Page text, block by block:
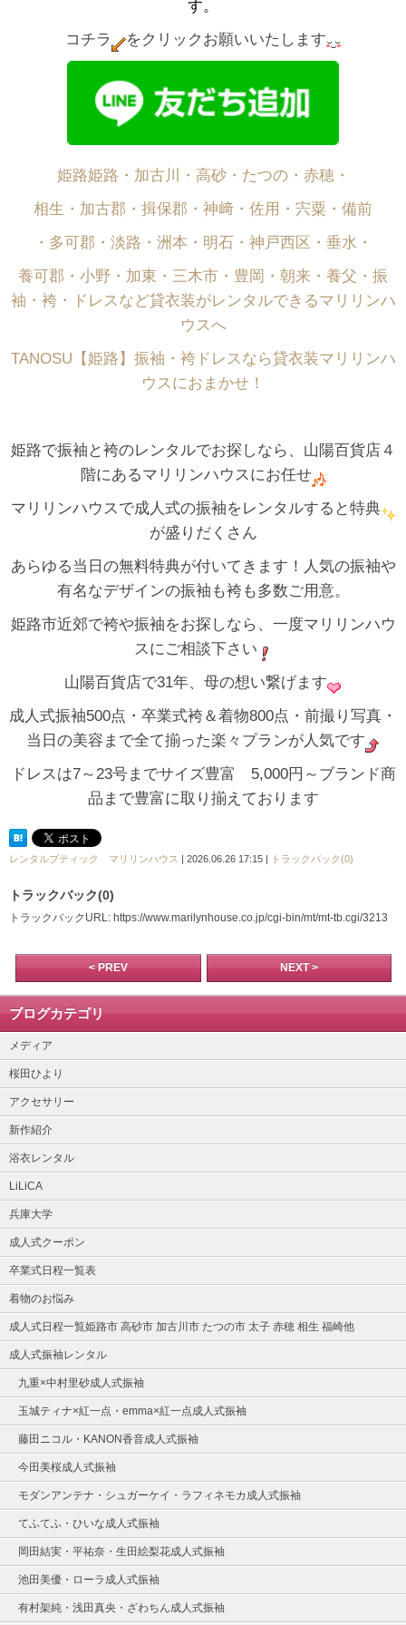
す。
コチラ
をクリックお願いいたします
姫路姫路・加古川・高砂・たつの・赤穂・
相生・加古郡・揖保郡・神﨑・佐用・宍粟・備前
・多可郡・淡路・洲本・明石・神戸西区・垂水・
養可郡・小野・加東・三木市・豊岡・朝来・養父・振
袖・袴・ドレスなど貸衣装がレンタルできるマリリンハ
ウスへ
TANOSU【姫路】振袖・袴ドレスなら貸衣装マリリンハ
ウスにおまかせ！
姫路で振袖と袴のレンタルでお探しなら、山陽百貨店４
階にあるマリリンハウスにお任せ
マリリンハウスで成人式の振袖をレンタルすると特典
が盛りだくさん
あらゆる当日の無料特典が付いてきます！人気の振袖や
有名なデザインの振袖も袴も多数ご用意。
姫路市近郊で袴や振袖をお探しなら、一度マリリンハウ
スにご相談下さい
山陽百貨店で31年、母の想い繋げます
成人式振袖500点・卒業式袴＆着物800点・前撮り写真・
当日の美容まで全て揃った楽々プランが人気です
ドレスは7～23号までサイズ豊富 5,000円～ブランド商
品まで豊富に取り揃えております
レンタルブティック マリリンハウス | 2026.06.26 17:15 | トラックバック(0)
トラックバック(0)
トラックバックURL: https://www.marilynhouse.co.jp/cgi-bin/mt/mt-tb.cgi/3213
< PREV NEXT >
ブログカテゴリ
メディア
桜田ひより
アクセサリー
新作紹介
浴衣レンタル
LiLiCA
兵庫大学
成人式クーポン
卒業式日程一覧表
着物のお悩み
成人式日程一覧姫路市 高砂市 加古川市 たつの市 太子 赤穂 相生 福崎他
成人式振袖レンタル
九重×中村里砂成人式振袖
玉城ティナ×紅一点・emma×紅一点成人式振袖
藤田ニコル・KANON香音成人式振袖
今田美桜成人式振袖
モダンアンテナ・シュガーケイ・ラフィネモカ成人式振袖
てふてふ・ひいな成人式振袖
岡田結実・平祐奈・生田絵梨花成人式振袖
池田美優・ローラ成人式振袖
有村架純・浅田真央・ざわちん成人式振袖